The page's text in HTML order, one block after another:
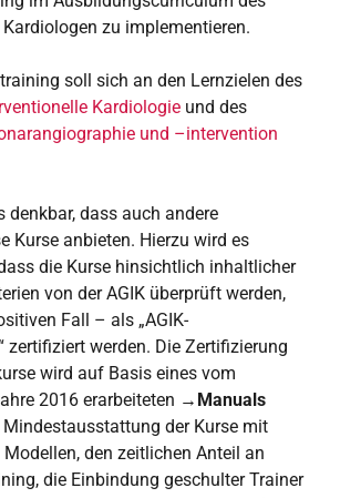
zu implementieren.
soll sich an den Lernzielen des
Kardiologie und des
und –intervention
dass auch andere
Kurse anbieten. Hierzu wird es
die Kurse hinsichtlich inhaltlicher
von der AGIK überprüft werden,
Fall – als „AGIK-
zertifiziert werden. Die Zertifizierung
wird auf Basis eines vom
2016 erarbeiteten →Manuals
der Kurse mit
den zeitlichen Anteil an
die Einbindung geschulter Trainer